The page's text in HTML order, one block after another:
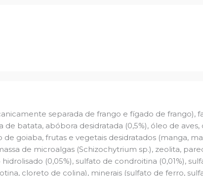
separada de frango e fígado de frango),
batata, abóbora desidratada (0,5%), óleo de
goiaba, frutas e vegetais desidratados (manga,
de microalgas (Schizochytrium sp.), zeolita,
(0,05%), sulfato de condroitina (0,01%),
cloreto de colina), minerais (sulfato de ferro,